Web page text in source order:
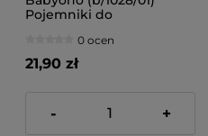
Pojemniki do
mrożenia pokarmu z
ustnikiem 4 szt.
0 ocen
21,90 zł
- +